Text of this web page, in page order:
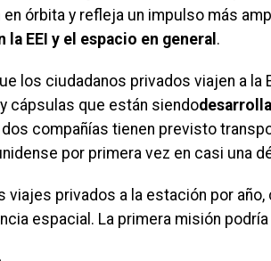
órbita y refleja un impulso más
EEI y el espacio en general .
los ciudadanos privados viajen a la
cápsulas que están siendo
dos compañías tienen previsto
por primera vez en casi una
viajes privados a la estación por año,
espacial. La primera misión